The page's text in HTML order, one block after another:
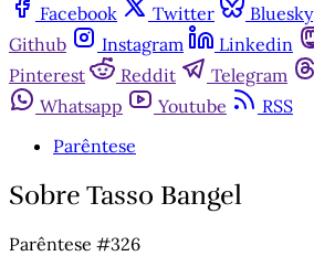
Facebook
Twitter Bluesky
Github
Instagram Linkedin
Pinterest
Reddit Telegram
Whatsapp
Youtube
RSS
Parêntese
Sobre Tasso Bangel
Parêntese #326